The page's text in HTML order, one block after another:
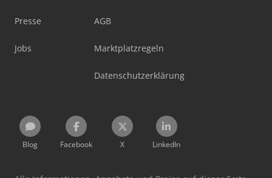
Presse
Jobs
AGB
Marktplatzregeln
Datenschutzerklärung
Blog Facebook X LinkedIn